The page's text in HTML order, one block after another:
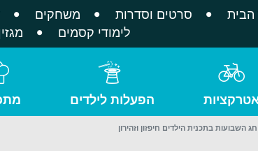
הבית סרטים וסדרות משחקים
לימודי קסמים
הפעלות לילדים
חג השבועות בתכנית הילדים חיפזון וזהירון